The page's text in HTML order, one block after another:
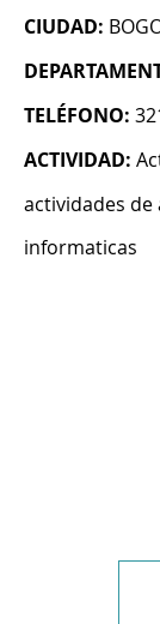
CIUDAD:
TELÉFONO:
ACTIVIDAD:
actividades
informaticas